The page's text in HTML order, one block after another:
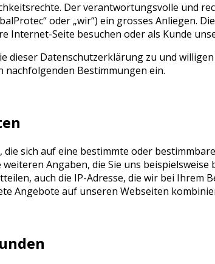
Der verantwortungsvolle und
oder „wir“) ein grosses Anliegen.
Internet-Seite besuchen oder als Kunde
dieser Datenschutzerklärung zu und
Bestimmungen ein.
sich auf eine bestimmte oder
Angaben, die Sie uns
auch die IP-Adresse, die wir bei
Angebote auf unseren Webseiten